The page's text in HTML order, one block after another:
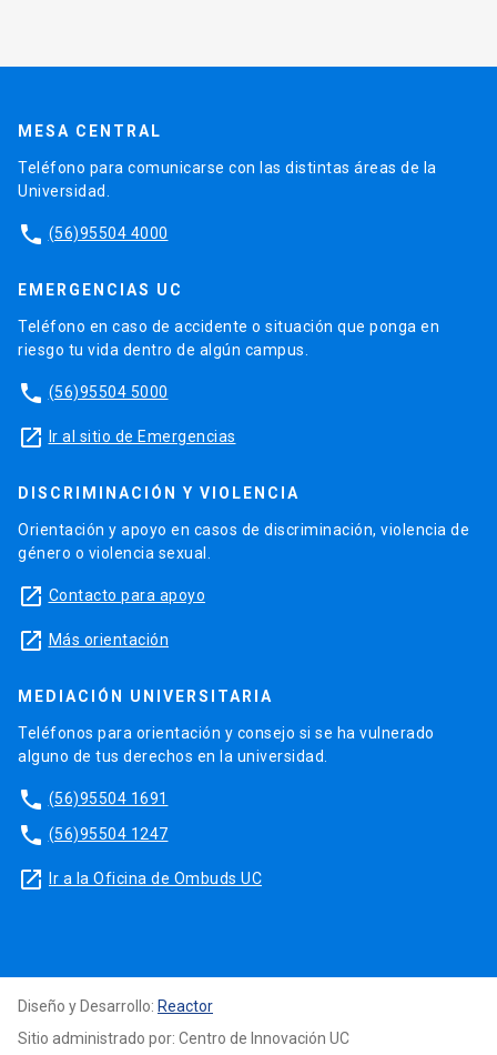
MESA CENTRAL
Teléfono para comunicarse con las distintas áreas de la
Universidad.
phone (56)95504 4000
EMERGENCIAS UC
Teléfono en caso de accidente o situación que ponga en
riesgo tu vida dentro de algún campus.
phone (56)95504 5000
launch Ir al sitio de Emergencias
DISCRIMINACIÓN Y VIOLENCIA
Orientación y apoyo en casos de discriminación, violencia de
género o violencia sexual.
launch Contacto para apoyo
launch Más orientación
MEDIACIÓN UNIVERSITARIA
Teléfonos para orientación y consejo si se ha vulnerado
alguno de tus derechos en la universidad.
phone (56)95504 1691
phone (56)95504 1247
launch Ir a la Oficina de Ombuds UC
Diseño y Desarrollo: Reactor
Sitio administrado por: Centro de Innovación UC